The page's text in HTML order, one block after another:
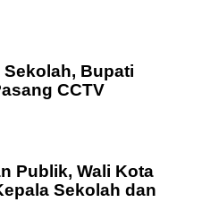
Bupati
CCTV
Publik, Wali Kota
Sekolah dan